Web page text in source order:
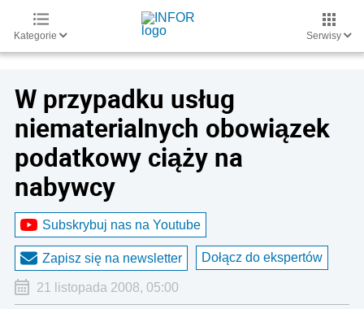
Kategorie Serwisy
W przypadku usług
niematerialnych obowiązek
podatkowy ciąży na
nabywcy
Subskrybuj nas na Youtube
Zapisz się na newsletter Dołącz do ekspertów
21 listopada 2008, 05:00